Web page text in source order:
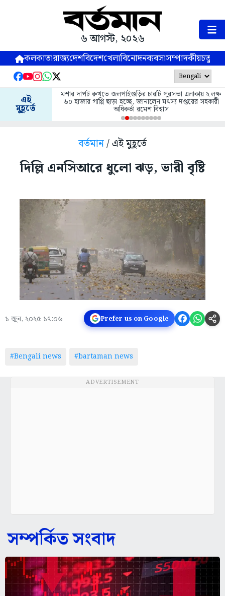
৬ আগস্ট, ২০২৬
কলকাতারাজ্যদেশবিদেশখেলাবিনোদনব্যবসাসম্পাদকীয়
এই
মুহূর্তে
মশার দাপট রুখতে জলপাইগুড়ির চারটি পুরসভা এলাকায় ২ লক্ষ
৬০ হাজার গাপ্পি ছাড়া হচ্ছে, জানালেন মৎস্য দপ্তরের সহকারী
অধিকর্তা রমেশ বিশ্বাস
বর্তমান/ এই মুহূর্তে
দিল্লি এনসিআরে ধুলো ঝড়, ভারী বৃষ্টি
১ জুন, ২০২৫ ১৭:০৬ Prefer us on Google
#Bengali news #bartaman news
ADVERTISEMENT
সম্পর্কিত সংবাদ